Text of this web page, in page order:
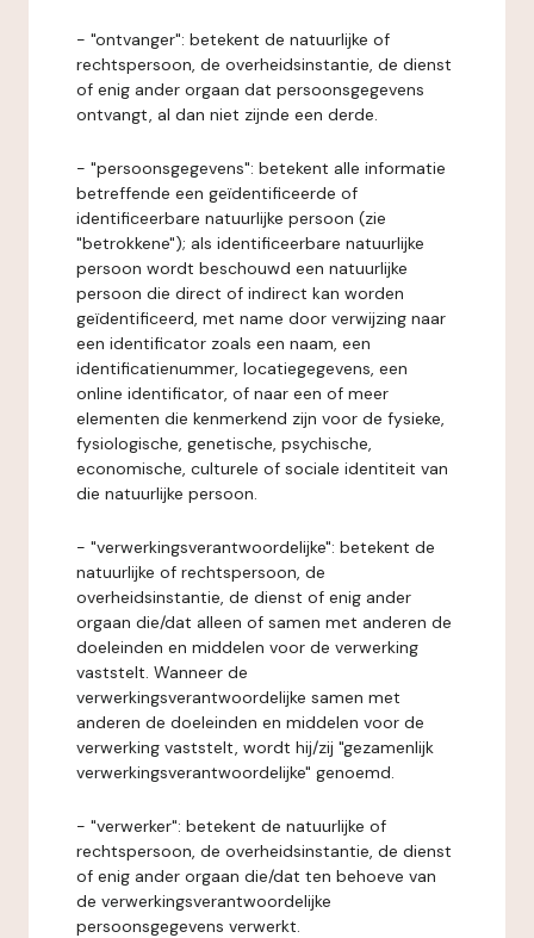
- "ontvanger": betekent de natuurlijke of
rechtspersoon, de overheidsinstantie, de dienst
of enig ander orgaan dat persoonsgegevens
ontvangt, al dan niet zijnde een derde.
- "persoonsgegevens": betekent alle informatie
betreffende een geïdentificeerde of
identificeerbare natuurlijke persoon (zie
"betrokkene"); als identificeerbare natuurlijke
persoon wordt beschouwd een natuurlijke
persoon die direct of indirect kan worden
geïdentificeerd, met name door verwijzing naar
een identificator zoals een naam, een
identificatienummer, locatiegegevens, een
online identificator, of naar een of meer
elementen die kenmerkend zijn voor de fysieke,
fysiologische, genetische, psychische,
economische, culturele of sociale identiteit van
die natuurlijke persoon.
- "verwerkingsverantwoordelijke": betekent de
natuurlijke of rechtspersoon, de
overheidsinstantie, de dienst of enig ander
orgaan die/dat alleen of samen met anderen de
doeleinden en middelen voor de verwerking
vaststelt. Wanneer de
verwerkingsverantwoordelijke samen met
anderen de doeleinden en middelen voor de
verwerking vaststelt, wordt hij/zij "gezamenlijk
verwerkingsverantwoordelijke" genoemd.
- "verwerker": betekent de natuurlijke of
rechtspersoon, de overheidsinstantie, de dienst
of enig ander orgaan die/dat ten behoeve van
de verwerkingsverantwoordelijke
persoonsgegevens verwerkt.